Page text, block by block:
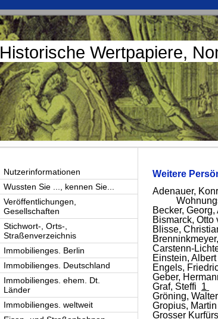
Historische Wertpapiere,
Nutzerinformationen
Wussten Sie ..., kennen Sie...
Veröffentlichungen,
Gesellschaften
Stichwort-, Orts-,
Straßenverzeichnis
Immobilienges. Berlin
Immobilienges. Deutschland
Immobilienges. ehem. Dt.
Länder
Immobilienges. weltweit
Weitere
Adenauer,
Becker,
Bismarck, Otto
Blisse,
Carstenn-
Einstein, Albert
Engels,
Geber,
Graf, Steffi 1
Gröning, Walter
Gropius, Martin
Grosser